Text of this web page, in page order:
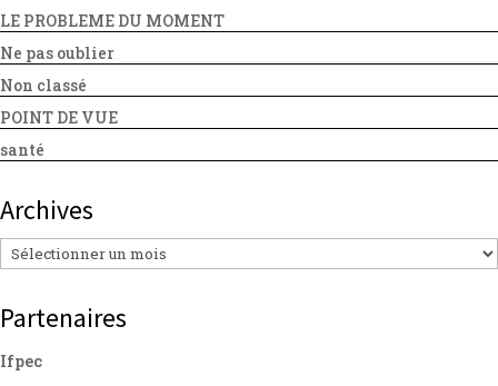
LE PROBLEME DU MOMENT
Ne pas oublier
Non classé
POINT DE VUE
santé
Archives
Archives
Partenaires
Ifpec